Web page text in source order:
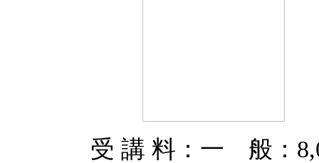
受 講 料：一 般：